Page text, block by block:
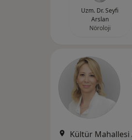
Uzm. Dr. Seyfi
Arslan
Nöroloji